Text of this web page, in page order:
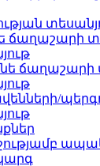
ճաղաշարի